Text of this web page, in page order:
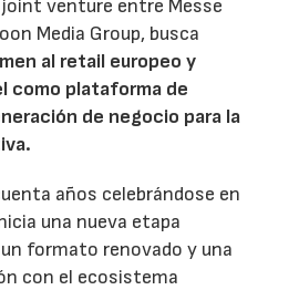
venture entre Messe
Media Group, busca
al retail europeo y
como plataforma de
de negocio para la
años celebrándose en
una nueva etapa
formato renovado y una
con el ecosistema